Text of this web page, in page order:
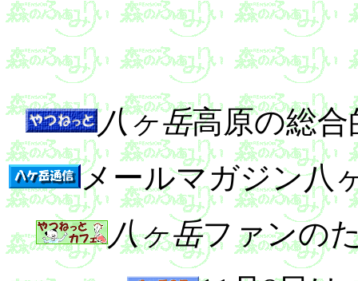
八ヶ岳高原の総
メールマガジン八
八ヶ岳ファンの